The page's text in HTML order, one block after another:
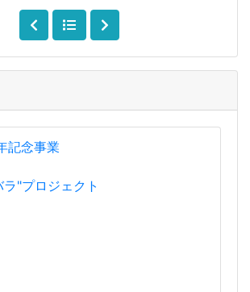
記念事業
"プロジェクト